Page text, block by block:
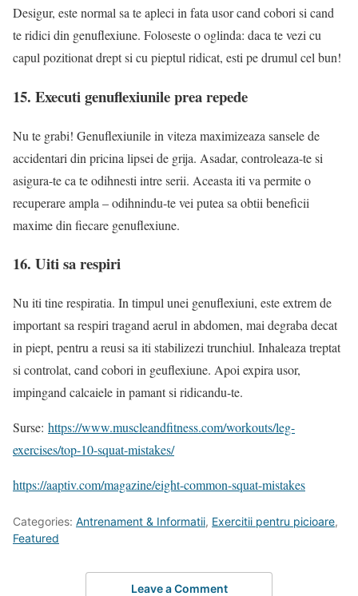
Desigur, este normal sa te apleci in fata usor cand cobori si cand
te ridici din genuflexiune. Foloseste o oglinda: daca te vezi cu
capul pozitionat drept si cu pieptul ridicat, esti pe drumul cel bun!
15. Executi genuflexiunile prea repede
Nu te grabi! Genuflexiunile in viteza maximizeaza sansele de
accidentari din pricina lipsei de grija. Asadar, controleaza-te si
asigura-te ca te odihnesti intre serii. Aceasta iti va permite o
recuperare ampla – odihnindu-te vei putea sa obtii beneficii
maxime din fiecare genuflexiune.
16. Uiti sa respiri
Nu iti tine respiratia. In timpul unei genuflexiuni, este extrem de
important sa respiri tragand aerul in abdomen, mai degraba decat
in piept, pentru a reusi sa iti stabilizezi trunchiul. Inhaleaza treptat
si controlat, cand cobori in geuflexiune. Apoi expira usor,
impingand calcaiele in pamant si ridicandu-te.
Surse: https://www.muscleandfitness.com/workouts/leg-
exercises/top-10-squat-mistakes/
https://aaptiv.com/magazine/eight-common-squat-mistakes
Categories: Antrenament & Informatii, Exercitii pentru picioare,
Featured
Leave a Comment